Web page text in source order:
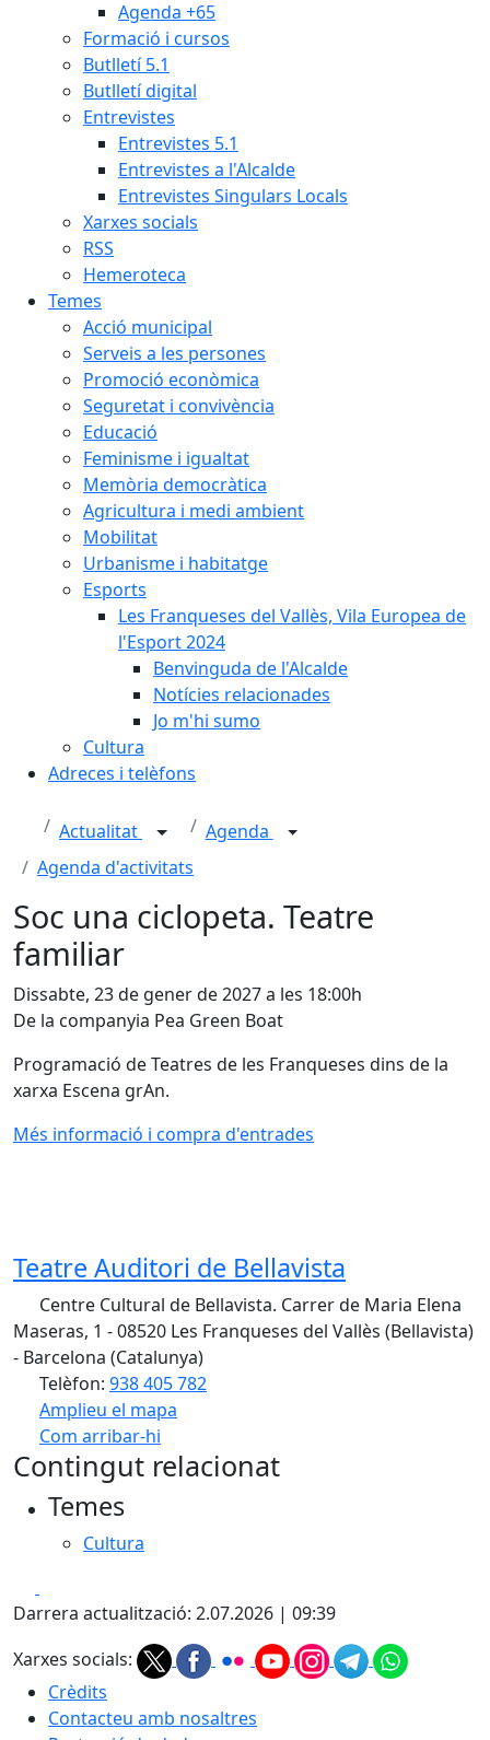
Agenda +65
Formació i cursos
Butlletí 5.1
Butlletí digital
Entrevistes
Entrevistes 5.1
Entrevistes a l'Alcalde
Entrevistes Singulars Locals
Xarxes socials
RSS
Hemeroteca
Temes
Acció municipal
Serveis a les persones
Promoció econòmica
Seguretat i convivència
Educació
Feminisme i igualtat
Memòria democràtica
Agricultura i medi ambient
Mobilitat
Urbanisme i habitatge
Esports
Les Franqueses del Vallès, Vila Europea de
l'Esport 2024
Benvinguda de l'Alcalde
Notícies relacionades
Jo m'hi sumo
Cultura
Adreces i telèfons
Actualitat
Agenda
Agenda d'activitats
Soc una ciclopeta. Teatre
familiar
Dissabte, 23 de gener de 2027 a les 18:00h
De la companyia Pea Green Boat
Programació de Teatres de les Franqueses dins de la
xarxa Escena grAn.
Més informació i compra d'entrades
Teatre Auditori de Bellavista
Centre Cultural de Bellavista. Carrer de Maria Elena
Maseras, 1 - 08520 Les Franqueses del Vallès (Bellavista)
- Barcelona (Catalunya)
Telèfon: 938 405 782
Amplieu el mapa
Com arribar-hi
+
Contingut relacionat
Temes
Cultura
Darrera actualització: 2.07.2026 | 09:39
Xarxes socials:
Crèdits
Contacteu amb nosaltres